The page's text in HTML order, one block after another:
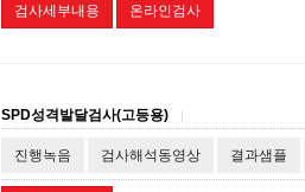
검사세부내용 온라인검사
SPD성격발달검사(고등용)
진행녹음 검사해석동영상 결과샘플